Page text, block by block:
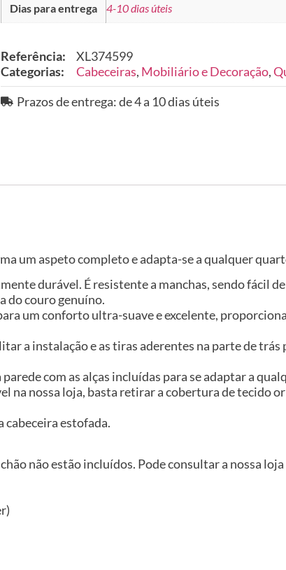
Dias para entrega 4-10 dias úteis
Referência:
XL374599
Categorias:
Cabeceiras, Mobiliário e Decoração,
Prazos de entrega: de 4 a 10 dias úteis
um aspeto completo e adapta-se a qualquer
durável. É resistente a manchas, sendo fácil
do couro genuíno.
um conforto ultra-suave e excelente,
a instalação e as tiras aderentes na parte de
com as alças incluídas para se adaptar a
na nossa loja, basta retirar a cobertura de tecido
cabeceira estofada.
não estão incluídos. Pode consultar a nossa